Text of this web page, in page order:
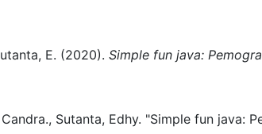
E. (2020). Simple fun java:
Sutanta, Edhy. "Simple fun java: